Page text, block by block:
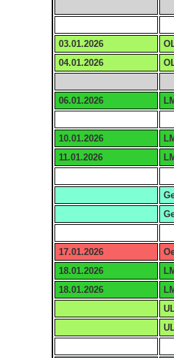
03.01.2026
04.01.2026
06.01.2026
10.01.2026
11.01.2026
17.01.2026
18.01.2026
18.01.2026